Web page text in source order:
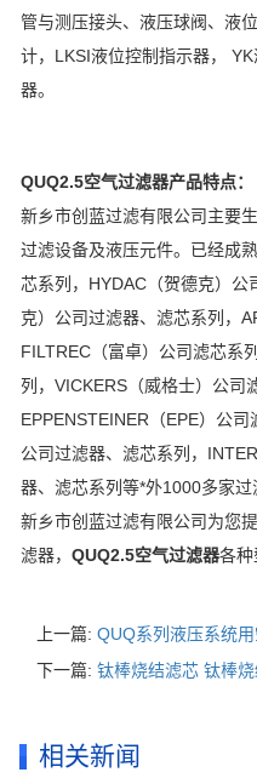
管与测压接头、液压球阀、液
计，LKSI液位控制指示器，
器。
QUQ2.5空气过滤器产品特点：
新乡市创蓝过滤有限公司主要
过滤设备及液压元件。已经成
芯系列，HYDAC（贺德克）公
克）公司过滤器、滤芯系列，
FILTREC（富卓）公司滤芯系
列，VICKERS（威格士）公司
EPPENSTEINER（EPE）公司
公司过滤器、滤芯系列，
器、滤芯系列等*外1000多家过
新乡市创蓝过滤有限公司为您
滤器， QUQ2.5空气过滤器各种
上一篇: QUQ系列液压系统
下一篇: 钛棒烧结滤芯 钛棒
相关新闻